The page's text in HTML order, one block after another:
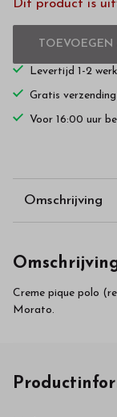
Dit product is
Levertijd 1-2
Gratis
Voor 16:00 uur
Omschrijving
Creme pique polo
Morato.